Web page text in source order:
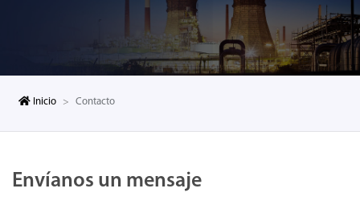
Inicio Contacto
Envíanos un mensaje